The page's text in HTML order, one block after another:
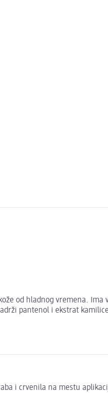
od hladnog vremena.
pantenol i ekstrat
i crvenila na mestu